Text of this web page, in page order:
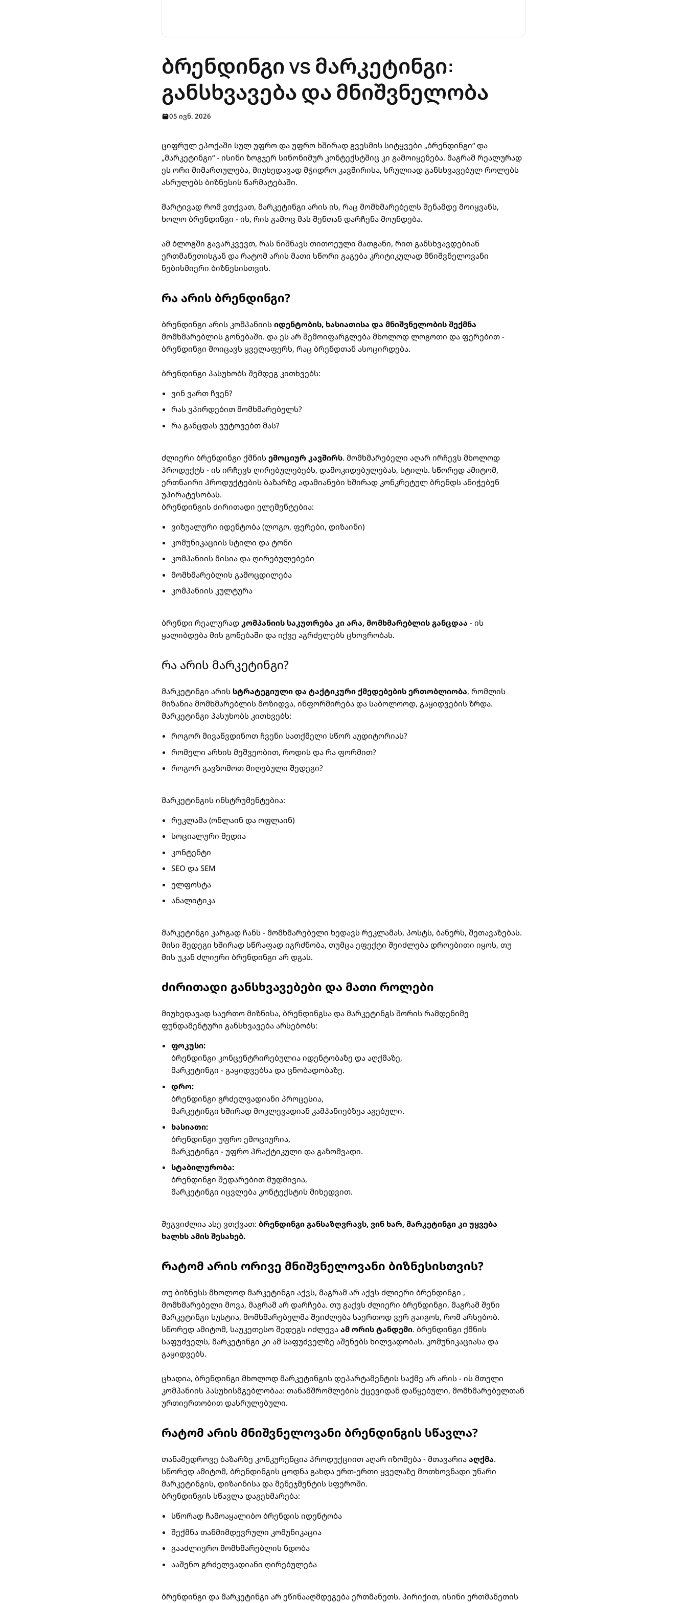
ბრენდინგი vs მარკეტინგი:
განსხვავება და მნიშვნელობა
05 ივნ. 2026
ციფრულ ეპოქაში სულ უფრო და უფრო ხშირად გვესმის სიტყვები „ბრენდინგი“ და
„მარკეტინგი“ - ისინი ზოგჯერ სინონიმურ კონტექსტშიც კი გამოიყენება. მაგრამ რეალურად
ეს ორი მიმართულება, მიუხედავად მჭიდრო კავშირისა, სრულიად განსხვავებულ როლებს
ასრულებს ბიზნესის წარმატებაში.
მარტივად რომ ვთქვათ, მარკეტინგი არის ის, რაც მომხმარებელს შენამდე მოიყვანს,
ხოლო ბრენდინგი - ის, რის გამოც მას შენთან დარჩენა მოუნდება.
ამ ბლოგში გავარკვევთ, რას ნიშნავს თითოეული მათგანი, რით განსხვავდებიან
ერთმანეთისგან და რატომ არის მათი სწორი გაგება კრიტიკულად მნიშვნელოვანი
ნებისმიერი ბიზნესისთვის.
რა არის ბრენდინგი?
ბრენდინგი არის კომპანიისიდენტობის, ხასიათისა და მნიშვნელობის შექმნა
მომხმარებლის გონებაში. და ეს არ შემოიფარგლება მხოლოდ ლოგოთი და ფერებით -
ბრენდინგი მოიცავს ყველაფერს, რაც ბრენდთან ასოცირდება.
ბრენდინგი პასუხობს შემდეგ კითხვებს:
ვინ ვართ ჩვენ?
რას ვპირდებით მომხმარებელს?
რა განცდას ვუტოვებთ მას?
ძლიერი ბრენდინგი ქმნის ემოციურ კავშირს. მომხმარებელი აღარ ირჩევს მხოლოდ
პროდუქტს - ის ირჩევს ღირებულებებს, დამოკიდებულებას, სტილს. სწორედ ამიტომ,
ერთნაირი პროდუქტების ბაზარზე ადამიანები ხშირად კონკრეტულ ბრენდს ანიჭებენ
უპირატესობას.
ბრენდინგის ძირითადი ელემენტებია:
ვიზუალური იდენტობა (ლოგო, ფერები, დიზაინი)
კომუნიკაციის სტილი და ტონი
კომპანიის მისია და ღირებულებები
მომხმარებლის გამოცდილება
კომპანიის კულტურა
ბრენდი რეალურადკომპანიის საკუთრება კი არა, მომხმარებლის განცდაა - ის
ყალიბდება მის გონებაში და იქვე აგრძელებს ცხოვრობას.
რა არის მარკეტინგი?
მარკეტინგი არის სტრატეგიული და ტაქტიკური ქმედებების ერთობლიობა, რომლის
მიზანია მომხმარებლის მოზიდვა, ინფორმირება და საბოლოოდ, გაყიდვების ზრდა.
მარკეტინგი პასუხობს კითხვებს:
როგორ მივაწვდინოთ ჩვენი სათქმელი სწორ აუდიტორიას?
რომელი არხის მეშვეობით, როდის და რა ფორმით?
როგორ გავზომოთ მიღებული შედეგი?
მარკეტინგის ინსტრუმენტებია:
რეკლამა (ონლაინ და ოფლაინ)
სოციალური მედია
კონტენტი
SEO და SEM
ელფოსტა
ანალიტიკა
მარკეტინგი კარგად ჩანს - მომხმარებელი ხედავს რეკლამას, პოსტს, ბანერს, შეთავაზებას.
მისი შედეგი ხშირად სწრაფად იგრძნობა, თუმცა ეფექტი შეიძლება დროებითი იყოს, თუ
მის უკან ძლიერი ბრენდინგი არ დგას.
ძირითადი განსხვავებები და მათი როლები
მიუხედავად საერთო მიზნისა, ბრენდინგსა და მარკეტინგს შორის რამდენიმე
ფუნდამენტური განსხვავება არსებობს:
ფოკუსი:
ბრენდინგი კონცენტრირებულია იდენტობაზე და აღქმაზე,
მარკეტინგი - გაყიდვებსა და ცნობადობაზე.
დრო:
ბრენდინგი გრძელვადიანი პროცესია,
მარკეტინგი ხშირად მოკლევადიან კამპანიებზეა აგებული.
ხასიათი:
ბრენდინგი უფრო ემოციურია,
მარკეტინგი - უფრო პრაქტიკული და გაზომვადი.
სტაბილურობა:
ბრენდინგი შედარებით მუდმივია,
მარკეტინგი იცვლება კონტექსტის მიხედვით.
შეგვიძლია ასე ვთქვათ:ბრენდინგი განსაზღვრავს, ვინ ხარ, მარკეტინგი კი უყვება
ხალხს ამის შესახებ.
რატომ არის ორივე მნიშვნელოვანი ბიზნესისთვის?
თუ ბიზნესს მხოლოდ მარკეტინგი აქვს, მაგრამ არ აქვს ძლიერი ბრენდინგი ,
მომხმარებელი მოვა, მაგრამ არ დარჩება. თუ გაქვს ძლიერი ბრენდინგი, მაგრამ შენი
მარკეტინგი სუსტია, მომხმარებელმა შეიძლება საერთოდ ვერ გაიგოს, რომ არსებობ.
სწორედ ამიტომ, საუკეთესო შედეგს იძლევაამ ორის ტანდემი. ბრენდინგი ქმნის
საფუძველს, მარკეტინგი კი ამ საფუძველზე აშენებს ხილვადობას, კომუნიკაციასა და
გაყიდვებს.
ცხადია, ბრენდინგი მხოლოდ მარკეტინგის დეპარტამენტის საქმე არ არის - ის მთელი
კომპანიის პასუხისმგებლობაა: თანამშრომლების ქცევიდან დაწყებული, მომხმარებელთან
ურთიერთობით დასრულებული.
რატომ არის მნიშვნელოვანი ბრენდინგის სწავლა?
თანამედროვე ბაზარზე კონკურენცია პროდუქციით აღარ იზომება - მთავარიააღქმა.
სწორედ ამიტომ, ბრენდინგის ცოდნა გახდა ერთ-ერთი ყველაზე მოთხოვნადი უნარი
მარკეტინგის, დიზაინისა და მენეჯმენტის სფეროში.
ბრენდინგის სწავლა დაგეხმარება:
სწორად ჩამოაყალიბო ბრენდის იდენტობა
შექმნა თანმიმდევრული კომუნიკაცია
გააძლიერო მომხმარებლის ნდობა
ააშენო გრძელვადიანი ღირებულება
ბრენდინგი და მარკეტინგი არ ეწინააღმდეგება ერთმანეთს. პირიქით, ისინი ერთმანეთის